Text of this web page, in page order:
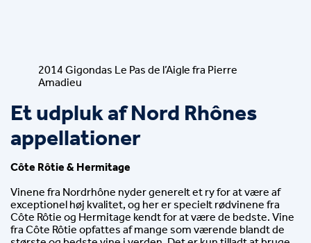
2014 Gigondas Le Pas de l’Aigle fra Pierre
Amadieu
Et udpluk af Nord Rhônes
appellationer
Côte Rôtie & Hermitage
Vinene fra Nordrhône nyder generelt et ry for at være af
exceptionel høj kvalitet, og her er specielt rødvinene fra
Côte Rôtie og Hermitage kendt for at være de bedste. Vine
fra Côte Rôtie opfattes af mange som værende blandt de